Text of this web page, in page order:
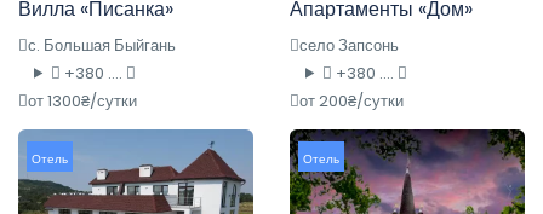
Вилла «Писанка»
с. Большая Быйгань
+380 ....
от 1300₴/сутки
Апартаменты «Дом»
село Запсонь
+380 ....
от 200₴/сутки
Отель Отель